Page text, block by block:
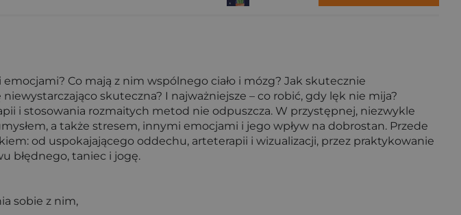
Co mają z nim wspólnego ciało i mózg? Jak skutecznie
skuteczna? I najważniejsze – co robić, gdy lęk nie mija?
i stosowania rozmaitych metod nie odpuszcza. W przystępnej, niezwykle
a także stresem, innymi emocjami i jego wpływ na dobrostan. Przede
od uspokajającego oddechu, arteterapii i wizualizacji, przez praktykowanie
błędnego, taniec i jogę.
sobie z nim,